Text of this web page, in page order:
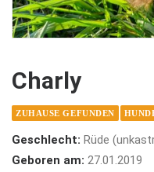
Charly
ZUHAUSE GEFUNDEN
Geschlecht: Rüde
Geboren am: 27.01.2019